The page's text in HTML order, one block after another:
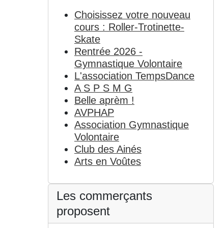
Choisissez votre nouveau
cours : Roller-Trotinette-
Skate
Rentrée 2026 -
Gymnastique Volontaire
L'association TempsDance
A S P S M G
Belle aprèm !
AVPHAP
Association Gymnastique
Volontaire
Club des Ainés
Arts en Voûtes
Les commerçants
proposent